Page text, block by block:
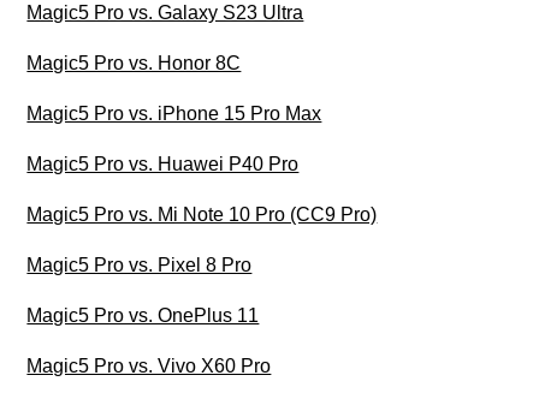
Magic5 Pro vs. Galaxy S23 Ultra
Magic5 Pro vs. Honor 8C
Magic5 Pro vs. iPhone 15 Pro Max
Magic5 Pro vs. Huawei P40 Pro
Magic5 Pro vs. Mi Note 10 Pro (CC9 Pro)
Magic5 Pro vs. Pixel 8 Pro
Magic5 Pro vs. OnePlus 11
Magic5 Pro vs. Vivo X60 Pro